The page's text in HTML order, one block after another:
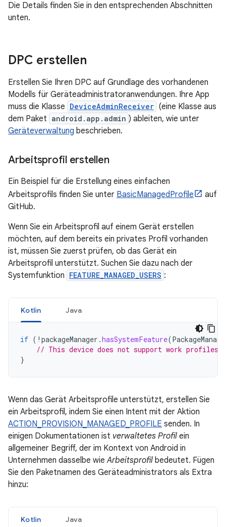
Die Details finden Sie in den entsprechenden Abschnitten
unten.
DPC erstellen
Erstellen Sie Ihren DPC auf Grundlage des vorhandenen
Modells für Geräteadministratoranwendungen. Ihre App
muss die Klasse DeviceAdminReceiver (eine Klasse aus
dem Paket android.app.admin ) ableiten, wie unter
Geräteverwaltung beschrieben.
Arbeitsprofil erstellen
Ein Beispiel für die Erstellung eines einfachen
Arbeitsprofils finden Sie unter BasicManagedProfile
auf
GitHub.
Wenn Sie ein Arbeitsprofil auf einem Gerät erstellen
möchten, auf dem bereits ein privates Profil vorhanden
ist, müssen Sie zuerst prüfen, ob das Gerät ein
Arbeitsprofil unterstützt. Suchen Sie dazu nach der
Systemfunktion FEATURE_MANAGED_USERS :
Kotlin Java
if ( ! packageManager .hasSystemFeature(
// This device does not support work profiles!
}
Wenn das Gerät Arbeitsprofile unterstützt, erstellen Sie
ein Arbeitsprofil, indem Sie einen Intent mit der Aktion
ACTION_PROVISION_MANAGED_PROFILE senden. In
einigen Dokumentationen ist verwaltetes Profil ein
allgemeiner Begriff, der im Kontext von Android in
Unternehmen dasselbe wieArbeitsprofil bedeutet. Fügen
Sie den Paketnamen des Geräteadministrators als Extra
hinzu:
Kotlin Java